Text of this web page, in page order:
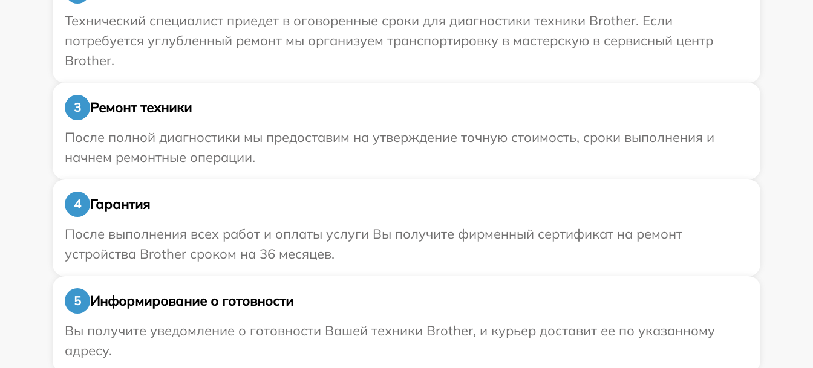
Технический специалист приедет в оговоренные сроки для диагностики техники Brother. Если
потребуется углубленный ремонт мы организуем транспортировку в мастерскую в сервисный центр
Brother.
3
Ремонт техники
После полной диагностики мы предоставим на утверждение точную стоимость, сроки выполнения и
начнем ремонтные операции.
4
Гарантия
После выполнения всех работ и оплаты услуги Вы получите фирменный сертификат на ремонт
устройства Brother сроком на 36 месяцев.
5
Информирование о готовности
Вы получите уведомление о готовности Вашей техники Brother, и курьер доставит ее по указанному
адресу.